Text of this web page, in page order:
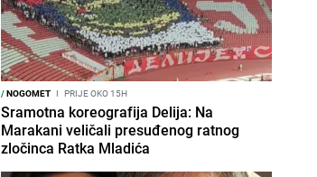
/NOGOMET I PRIJE OKO 15H
Sramotna koreografija Delija: Na
Marakani veličali presuđenog ratnog
zločinca Ratka Mladića